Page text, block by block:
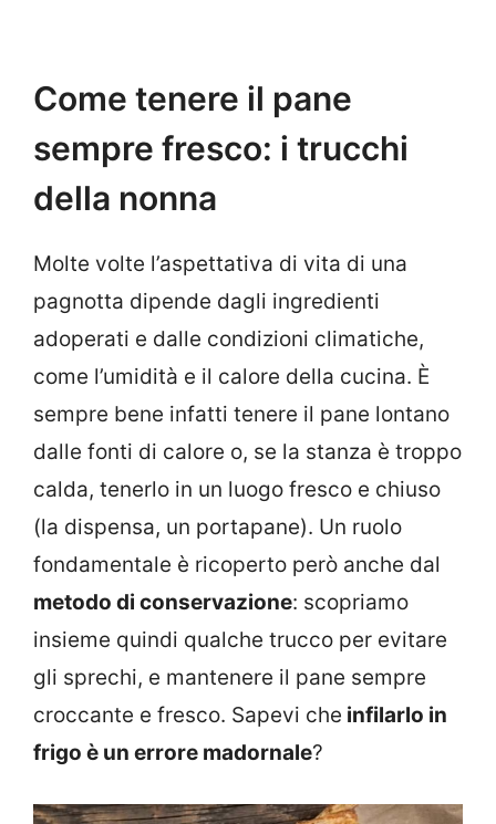
Come tenere il pane
sempre fresco: i trucchi
della nonna
Molte volte l’aspettativa di vita di una
pagnotta dipende dagli ingredienti
adoperati e dalle condizioni climatiche,
come l’umidità e il calore della cucina. È
sempre bene infatti tenere il pane lontano
dalle fonti di calore o, se la stanza è troppo
calda, tenerlo in un luogo fresco e chiuso
(la dispensa, un portapane). Un ruolo
fondamentale è ricoperto però anche dal
metodo di conservazione: scopriamo
insieme quindi qualche trucco per evitare
gli sprechi, e mantenere il pane sempre
croccante e fresco. Sapevi che infilarlo in
frigo è un errore madornale?